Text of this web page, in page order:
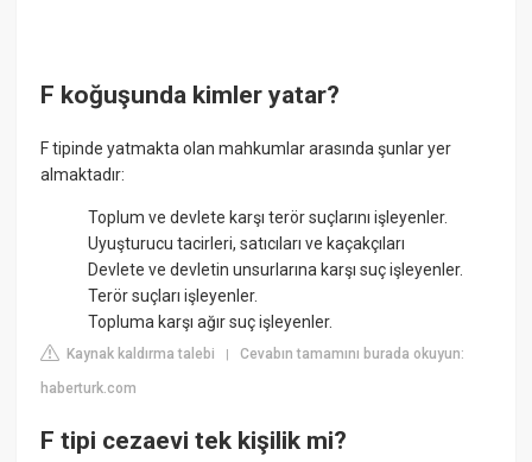
F koğuşunda kimler yatar?
F tipinde yatmakta olan mahkumlar arasında şunlar yer
almaktadır:
Toplum ve devlete karşı terör suçlarını işleyenler.
Uyuşturucu tacirleri, satıcıları ve kaçakçıları
Devlete ve devletin unsurlarına karşı suç işleyenler.
Terör suçları işleyenler.
Topluma karşı ağır suç işleyenler.
Kaynak kaldırma talebi |Cevabın tamamını burada okuyun:
haberturk.com
F tipi cezaevi tek kişilik mi?